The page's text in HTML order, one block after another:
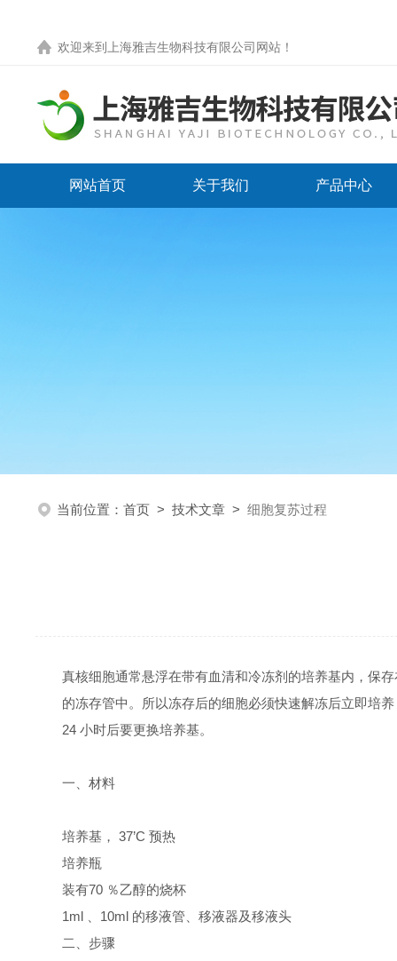
欢迎来到 上海雅吉生物科技有限公司网站 ！
网站首页 关于我们 产品中心
当前位置： 首页 > 技术文章 > 细胞复苏过程
真核细胞通常悬浮在带有血清和冷冻剂的培养基内，保
的冻存管中。所以冻存后的细胞必须快速解冻后立即培
24 小时后要更换培养基。
一、材料
培养基， 37’C 预热
培养瓶
装有70 ％乙醇的烧杯
1ml 、10ml 的移液管、移液器及移液头
二、步骤